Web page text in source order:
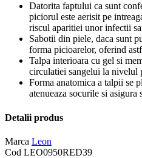
Datorita faptului ca sunt
piciorul este aerisit pe
riscul aparitiei unor infectii
Sabotii din piele, daca sunt
forma picioarelor, oferind
Talpa interioara cu gel si
circulatiei sangelui la nivelul
Forma anatomica a talpii se
atenueaza socurile si
Detalii produs
Marca Leon
Cod LEO0950RED39